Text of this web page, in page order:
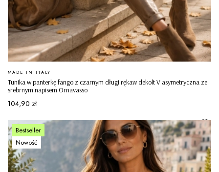
Tunika w panterkę fango z czarnym długi rękaw dekolt V asymetryczna ze
srebrnym napisem Ornavasso
PRODUCENT
MADE IN ITALY
Cena
104,90 zł
Bestseller
Nowość